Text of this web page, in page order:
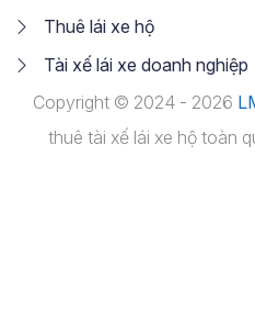
Thuê lái xe hộ
Tài xế lái xe doanh nghiệp
Copyright © 2024 - 2026
thuê tài xế lái xe hộ toàn